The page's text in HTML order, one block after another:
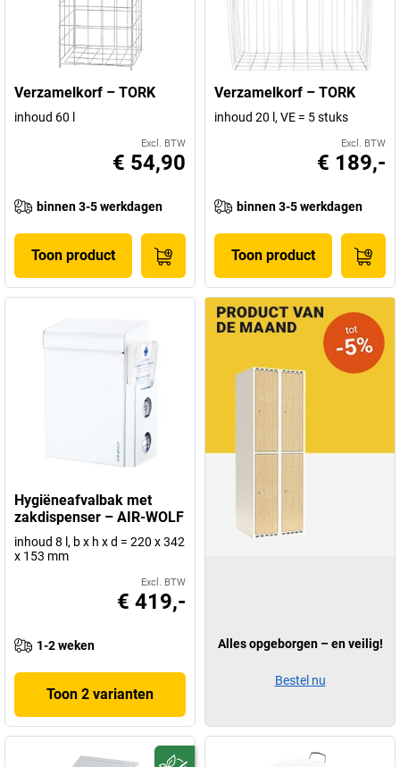
Verzamelkorf – TORK
inhoud 60 l
Excl. BTW
€ 54,90
binnen 3-5 werkdagen
Toon product
Verzamelkorf – TORK
inhoud 20 l, VE = 5 stuks
Excl. BTW
€ 189,-
binnen 3-5 werkdagen
Toon product
Hygiëneafvalbak met
zakdispenser – AIR-WOLF
inhoud 8 l, b x h x d = 220 x 342
x 153 mm
Excl. BTW
€ 419,-
1-2 weken
Toon 2 varianten
Alles opgeborgen – en veilig!
Bestel nu